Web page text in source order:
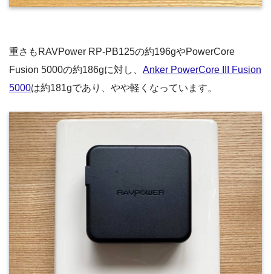
重さもRAVPower RP-PB125の約196gやPowerCore
Fusion 5000の約186gに対し、 Anker PowerCore III Fusion
5000は約181gであり、やや軽くなっています。